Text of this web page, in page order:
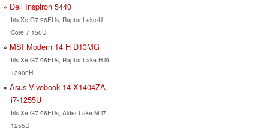
Dell Inspiron 5440
Iris Xe G7 96EUs, Raptor Lake-U
Core 7 150U
MSI Modern 14 H D13MG
Iris Xe G7 96EUs, Raptor Lake-H i9-
13900H
Asus Vivobook 14 X1404ZA,
i7-1255U
Iris Xe G7 96EUs, Alder Lake-M i7-
1255U